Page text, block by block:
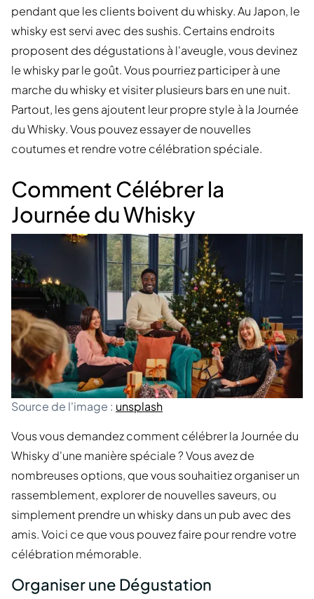
pendant que les clients boivent du whisky. Au Japon, le
whisky est servi avec des sushis. Certains endroits
proposent des dégustations à l'aveugle, vous devinez
le whisky par le goût. Vous pourriez participer à une
marche du whisky et visiter plusieurs bars en une nuit.
Partout, les gens ajoutent leur propre style à la Journée
du Whisky. Vous pouvez essayer de nouvelles
coutumes et rendre votre célébration spéciale.
Comment Célébrer la
Journée du Whisky
Source de l'image : unsplash
Vous vous demandez comment célébrer la Journée du
Whisky d'une manière spéciale ? Vous avez de
nombreuses options, que vous souhaitiez organiser un
rassemblement, explorer de nouvelles saveurs, ou
simplement prendre un whisky dans un pub avec des
amis. Voici ce que vous pouvez faire pour rendre votre
célébration mémorable.
Organiser une Dégustation